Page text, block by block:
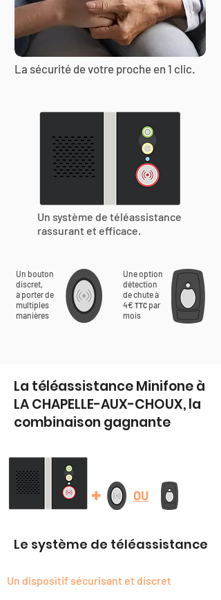
La sécurité de votre proche en 1 clic.
Un système de téléassistance
rassurant et efficace.
Un bouton
discret,
à porter de
multiples
manières
Une option
détection
de chute à
4€ TTC par
mois
La téléassistance Minifone à
LA CHAPELLE-AUX-CHOUX, la
combinaison gagnante
+ OU
Le système de téléassistance
Un dispositif sécurisant et discret